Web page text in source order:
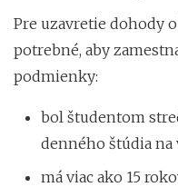
Pre uzavretie dohody
potrebné, aby
podmienky:
bol študentom
denného štúdia na
má viac ako 15